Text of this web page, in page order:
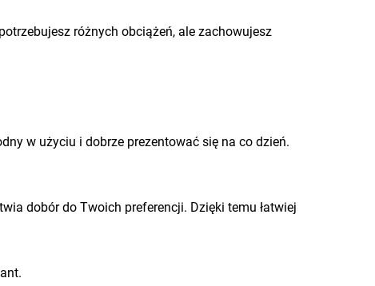
różnych obciążeń, ale zachowujesz
w użyciu i dobrze prezentować się na co dzień.
dobór do Twoich preferencji. Dzięki temu łatwiej